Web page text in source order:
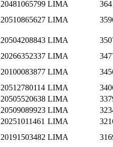
20481065799 LIMA
20510865627 LIMA
20504208843 LIMA
20266352337 LIMA
20100083877 LIMA
20512780114 LIMA
20505520638 LIMA
20509089923 LIMA
20251011461 LIMA
20191503482 LIMA